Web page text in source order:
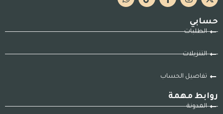
حسابي
الطلبات
التنزيلات
تفاصيل الحساب
روابط مهمة
المدونة